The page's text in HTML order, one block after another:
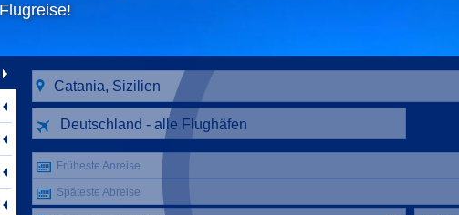
Deutschland - alle Flughäfen
Früheste Anreise
Späteste Abreise